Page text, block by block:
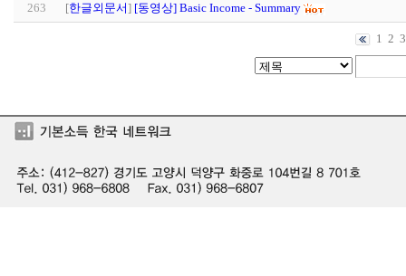
263 [한글외문서] [동영상] Basic Income - Summary
1 2 3